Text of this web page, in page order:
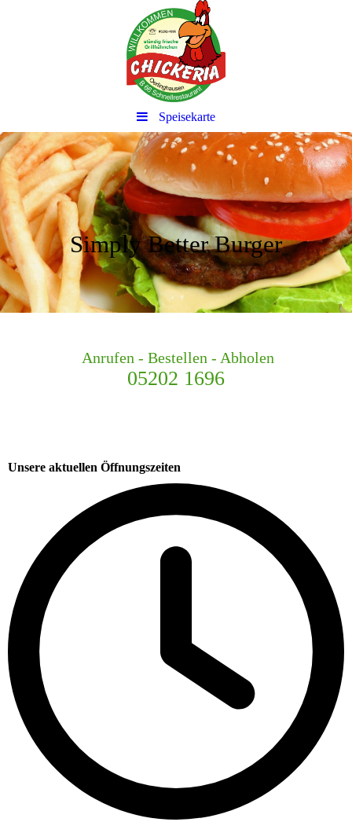
Speisekarte
Simply Better Burger
Anrufen - Bestellen - Abholen
05202 1696
Unsere aktuellen Öffnungszeiten